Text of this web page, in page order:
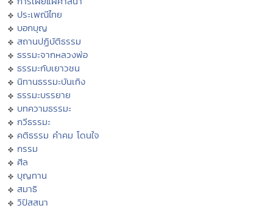
ประเพณีไทย
บอกบุญ
สถานปฏิบัติธรรม
ธรรมะจากหลวงพ่อ
ธรรมะกับเยาวชน
นิทานธรรมะบันเทิง
ธรรมะบรรยาย
บทความธรรมะ
กวีธรรมะ
คติธรรม คำคม โดนใจ
กรรม
ศีล
บุญทาน
สมาธิ
วิปัสสนา